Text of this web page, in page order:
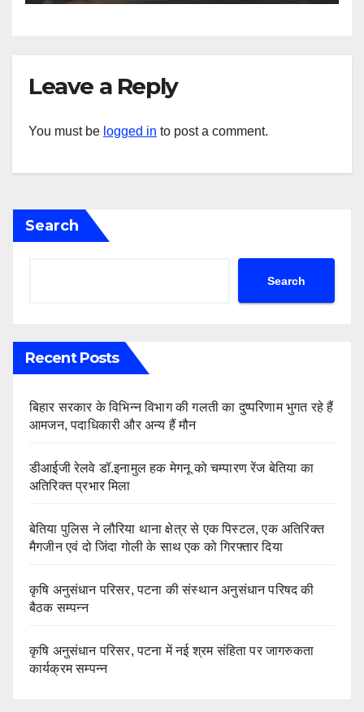
Leave a Reply
You must be logged in to post a comment.
Search
Search
Recent Posts
बिहार सरकार के विभिन्न विभाग की गलती का दुष्परिणाम भुगत रहे हैं
आमजन, पदाधिकारी और अन्य हैं मौन
डीआईजी रेलवे डॉ.इनामुल हक मेगनू को चम्पारण रेंज बेतिया का
अतिरिक्त प्रभार मिला
बेतिया पुलिस ने लौरिया थाना क्षेत्र से एक पिस्टल, एक अतिरिक्त
मैगजीन एवं दो जिंदा गोली के साथ एक को गिरफ्तार दिया
कृषि अनुसंधान परिसर, पटना की संस्थान अनुसंधान परिषद की
बैठक सम्पन्न
कृषि अनुसंधान परिसर, पटना में नई श्रम संहिता पर जागरुकता
कार्यक्रम सम्पन्न